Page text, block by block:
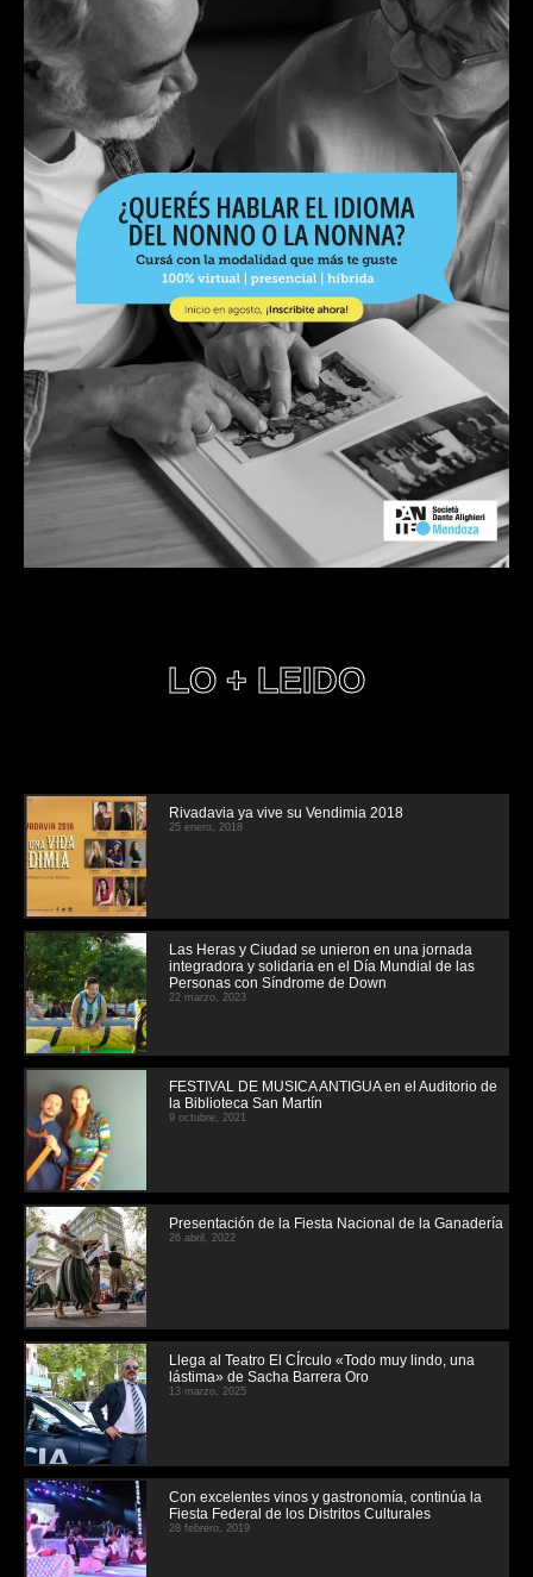
LO + LEIDO
Rivadavia ya vive su Vendimia 2018
25 enero, 2018
Las Heras y Ciudad se unieron en una jornada
integradora y solidaria en el Día Mundial de las
Personas con Síndrome de Down
22 marzo, 2023
FESTIVAL DE MUSICA ANTIGUA en el Auditorio de
la Biblioteca San Martín
9 octubre, 2021
Presentación de la Fiesta Nacional de la Ganadería
26 abril, 2022
Llega al Teatro El CÍrculo «Todo muy lindo, una
lástima» de Sacha Barrera Oro
13 marzo, 2025
Con excelentes vinos y gastronomía, continúa la
Fiesta Federal de los Distritos Culturales
28 febrero, 2019